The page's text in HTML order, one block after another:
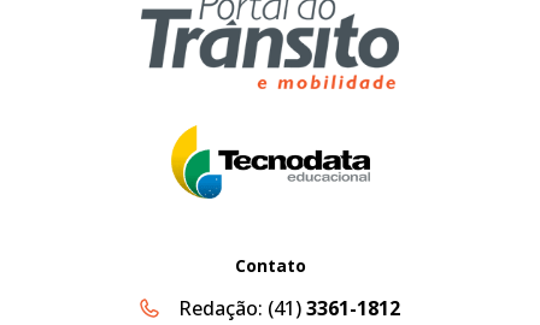
Contato
Redação: (41)3361-1812